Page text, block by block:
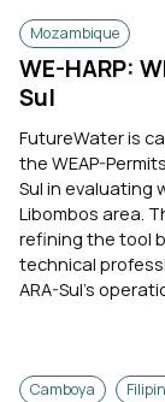
Mozambique
WE-HARP:
Sul
FutureWater is
the WEAP-
Sul in evaluating
Libombos area.
refining the tool
technical
ARA-Sul’s
Camboya